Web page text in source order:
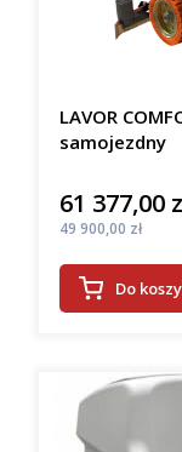
LAVOR
samojezdny
Cena
61 377,00
Cena
49 900,00 zł
Do